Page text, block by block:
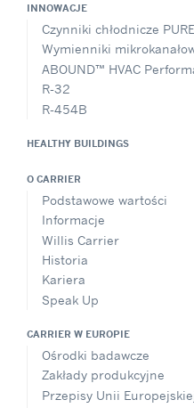
INNOWACJE
Czynniki chłodnicze
Wymienniki
ABOUND™ HVAC
R-32
R-454B
HEALTHY BUILDINGS
O CARRIER
Podstawowe wartości
Informacje
Willis Carrier
Historia
Kariera
Speak Up
CARRIER W EUROPIE
Ośrodki badawcze
Zakłady produkcyjne
Przepisy Unii